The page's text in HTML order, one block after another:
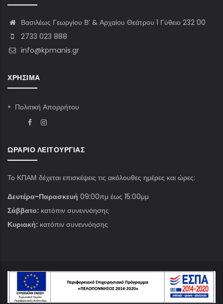
Βασιλέως Γεωργίου Β’ & Αρχαίου Θεάτρου 1 Γύθειο 232 00
2733 023 888
info@kpmanis.gr
ΧΡΉΣΙΜΑ
Πολιτική Απορρήτου
ΩΡΆΡΙΟ ΛΕΙΤΟΥΡΓΊΑΣ
Το ΚΠΑΜ δέχεται επισκέψεις τις ακόλουθες ημέρες και ώρες:
Δευτέρα-Παρασκευή 09:00πμ έως 15:00μμ
Σάββατο: κατόπιν συνεννόησης
Κυριακή: κατόπιν συνεννόησης